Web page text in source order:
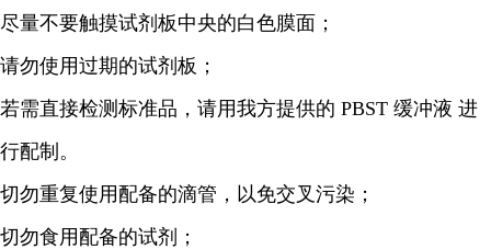
尽量不要触摸试剂板中央的白色膜面；
请勿使用过期的试剂板；
若需直接检测标准品，请用我方提供的 PBST 缓冲液 进
行配制。
切勿重复使用配备的滴管，以免交叉污染；
切勿食用配备的试剂；